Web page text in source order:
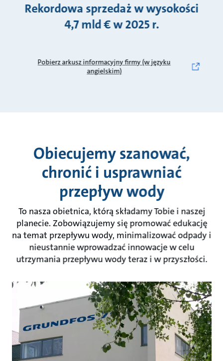
Rekordowa sprzedaż w wysokości
4,7 mld € w 2025 r.
Pobierz arkusz informacyjny firmy (w języku
angielskim)
Obiecujemy szanować,
chronić i usprawniać
przepływ wody
To nasza obietnica, którą składamy Tobie i naszej
planecie. Zobowiązujemy się promować edukację
na temat przepływu wody, minimalizować odpady i
nieustannie wprowadzać innowacje w celu
utrzymania przepływu wody teraz i w przyszłości.